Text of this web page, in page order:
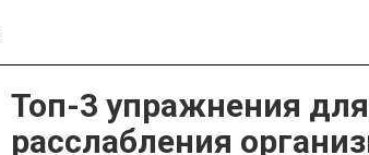
Топ-3 упражнения для
расслабления